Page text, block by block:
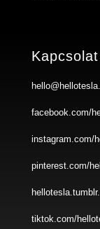
Kapcsolat
facebook.com/
instagram.com/
pinterest.com/
tiktok.com/